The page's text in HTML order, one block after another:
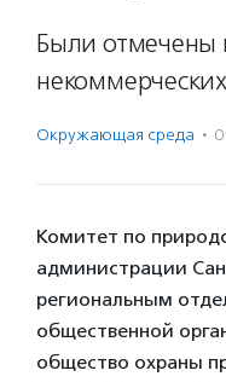
Были отмечены
Окружающая среда ·
Комитет по
администрации
региональным
общественной
общество охраны